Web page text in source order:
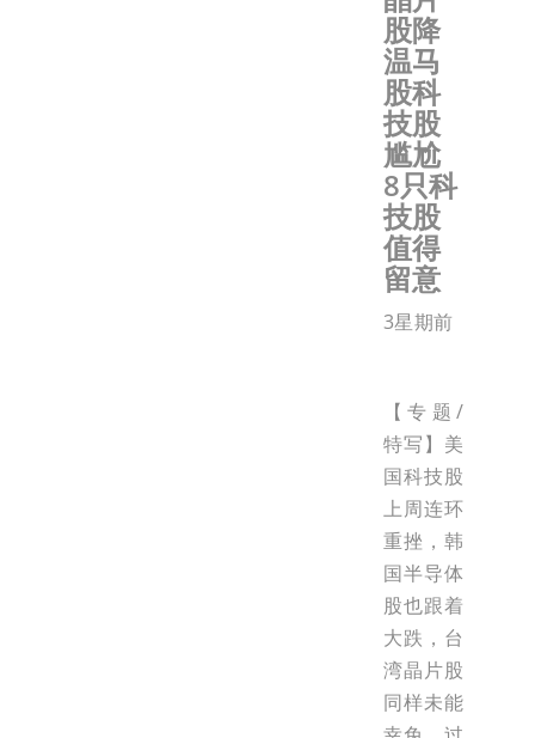
股降
温马
股科
技股
尴尬
8只科
技股
值得
留意
3星期前
【专题/
特写】美
国科技股
上周连环
重挫，韩
国半导体
股也跟着
大跌，台
湾晶片股
同样未能